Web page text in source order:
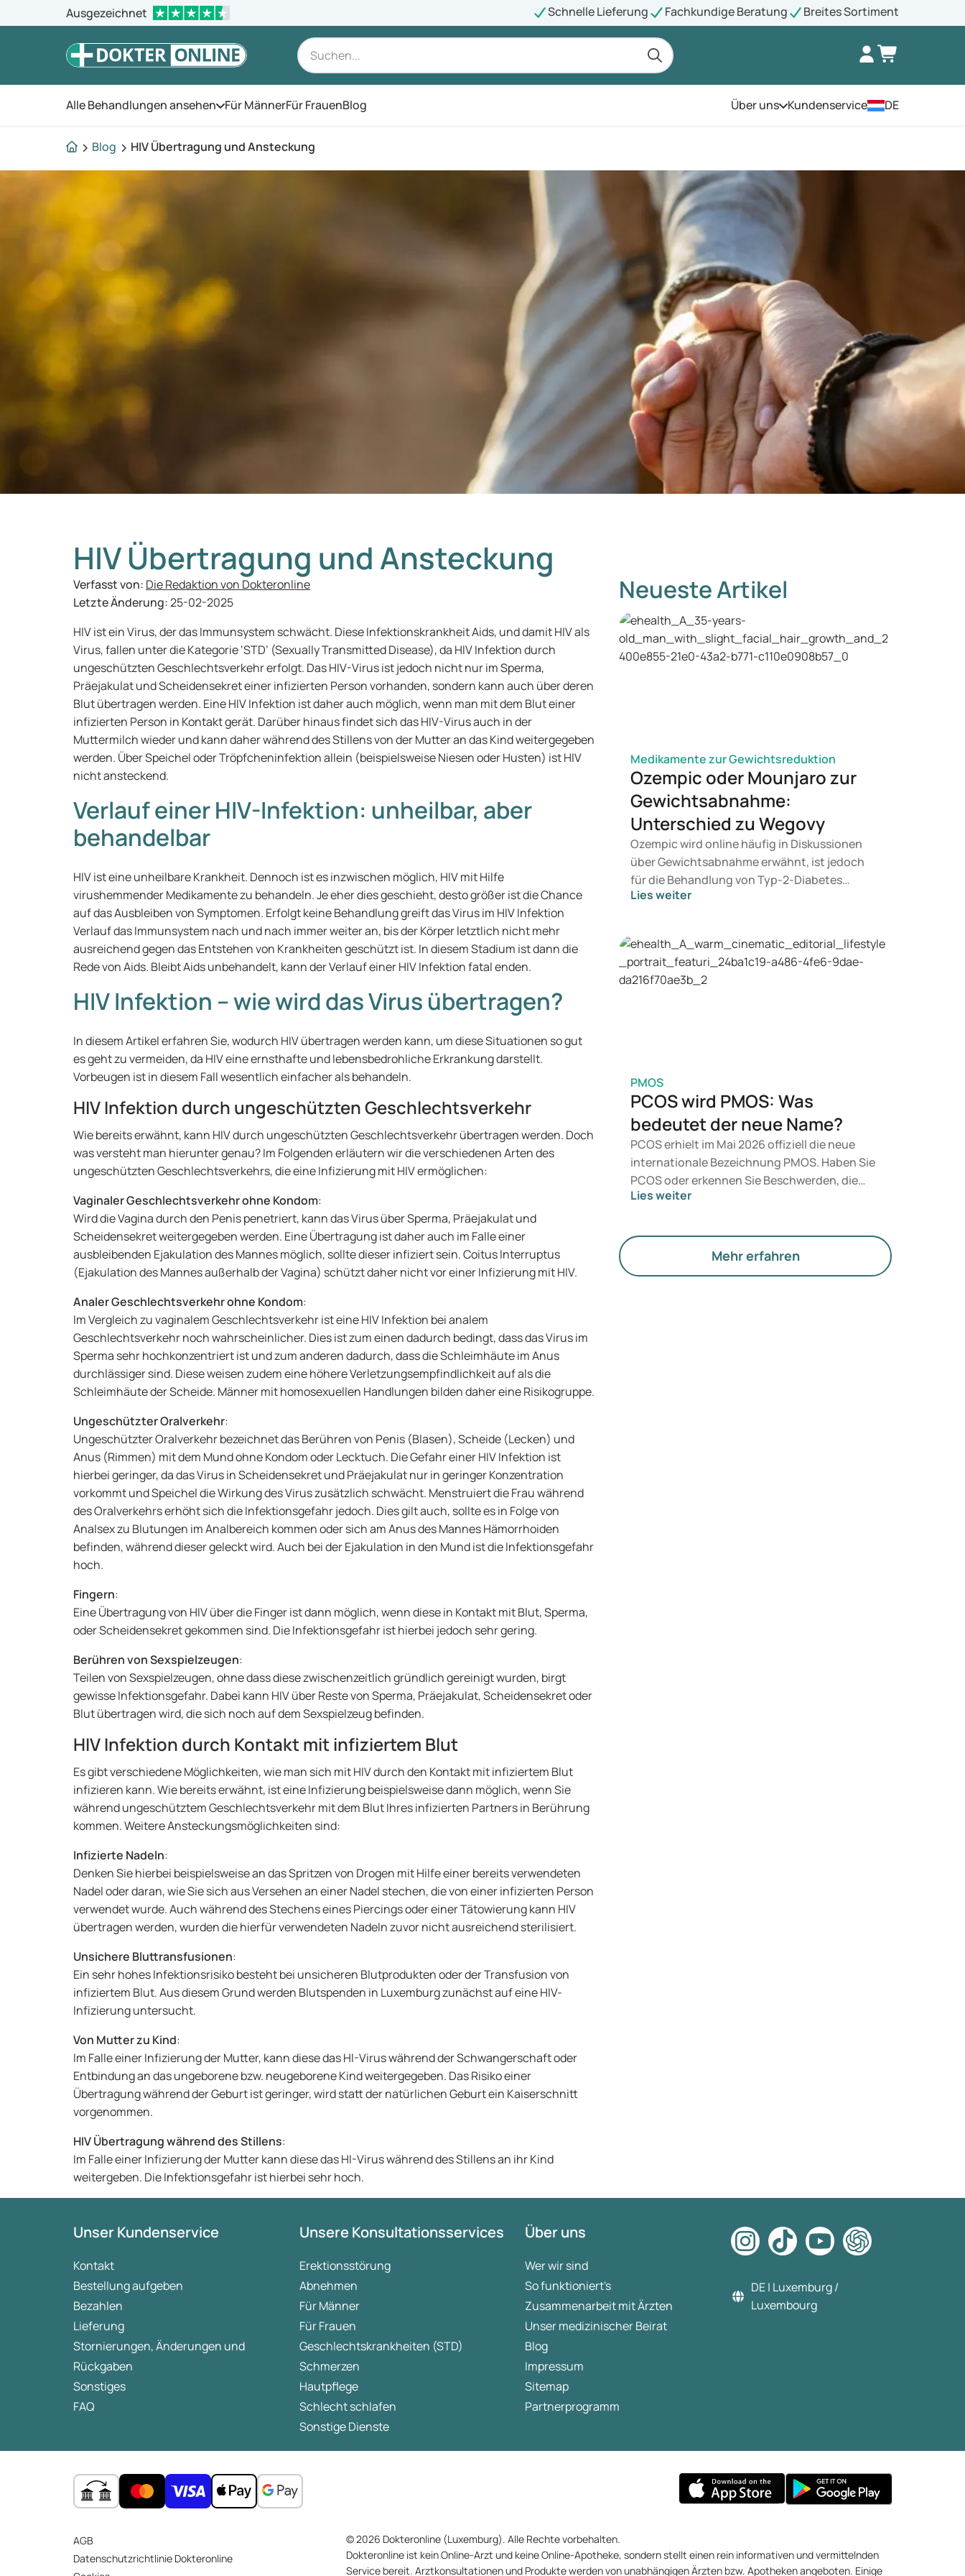
Ausgezeichnet Schnelle Lieferung Fachkundige Beratung Breites Sortiment
Alle Behandlungen ansehen Öffnen Sie das Menü
Für MännerFür FrauenBlog Über unsÖffnen Sie das Menü
Kundenservice DE
Blog HIV Übertragung und Ansteckung
HIV Übertragung und Ansteckung
Verfasst von: Die Redaktion von Dokteronline
Letzte Änderung:25-02-2025
HIV ist ein Virus, der das Immunsystem schwächt. Diese Infektionskrankheit Aids, und damit HIV als
Virus, fallen unter die Kategorie ‘STD’ (Sexually Transmitted Disease), da HIV Infektion durch
ungeschützten Geschlechtsverkehr erfolgt. Das HIV-Virus ist jedoch nicht nur im Sperma,
Präejakulat und Scheidensekret einer infizierten Person vorhanden, sondern kann auch über deren
Blut übertragen werden. Eine HIV Infektion ist daher auch möglich, wenn man mit dem Blut einer
infizierten Person in Kontakt gerät. Darüber hinaus findet sich das HIV-Virus auch in der
Muttermilch wieder und kann daher während des Stillens von der Mutter an das Kind weitergegeben
werden. Über Speichel oder Tröpfcheninfektion allein (beispielsweise Niesen oder Husten) ist HIV
nicht ansteckend.
Verlauf einer HIV-Infektion: unheilbar, aber
behandelbar
HIV ist eine unheilbare Krankheit. Dennoch ist es inzwischen möglich, HIV mit Hilfe
virushemmender Medikamente zu behandeln. Je eher dies geschieht, desto größer ist die Chance
auf das Ausbleiben von Symptomen. Erfolgt keine Behandlung greift das Virus im HIV Infektion
Verlauf das Immunsystem nach und nach immer weiter an, bis der Körper letztlich nicht mehr
ausreichend gegen das Entstehen von Krankheiten geschützt ist. In diesem Stadium ist dann die
Rede von Aids. Bleibt Aids unbehandelt, kann der Verlauf einer HIV Infektion fatal enden.
HIV Infektion – wie wird das Virus übertragen?
In diesem Artikel erfahren Sie, wodurch HIV übertragen werden kann, um diese Situationen so gut
es geht zu vermeiden, da HIV eine ernsthafte und lebensbedrohliche Erkrankung darstellt.
Vorbeugen ist in diesem Fall wesentlich einfacher als behandeln.
HIV Infektion durch ungeschützten Geschlechtsverkehr
Wie bereits erwähnt, kann HIV durch ungeschützten Geschlechtsverkehr übertragen werden. Doch
was versteht man hierunter genau? Im Folgenden erläutern wir die verschiedenen Arten des
ungeschützten Geschlechtsverkehrs, die eine Infizierung mit HIV ermöglichen:
Vaginaler Geschlechtsverkehr ohne Kondom:
Wird die Vagina durch den Penis penetriert, kann das Virus über Sperma, Präejakulat und
Scheidensekret weitergegeben werden. Eine Übertragung ist daher auch im Falle einer
ausbleibenden Ejakulation des Mannes möglich, sollte dieser infiziert sein. Coitus Interruptus
(Ejakulation des Mannes außerhalb der Vagina) schützt daher nicht vor einer Infizierung mit HIV.
Analer Geschlechtsverkehr ohne Kondom:
Im Vergleich zu vaginalem Geschlechtsverkehr ist eine HIV Infektion bei analem
Geschlechtsverkehr noch wahrscheinlicher. Dies ist zum einen dadurch bedingt, dass das Virus im
Sperma sehr hochkonzentriert ist und zum anderen dadurch, dass die Schleimhäute im Anus
durchlässiger sind. Diese weisen zudem eine höhere Verletzungsempfindlichkeit auf als die
Schleimhäute der Scheide. Männer mit homosexuellen Handlungen bilden daher eine Risikogruppe.
Ungeschützter Oralverkehr:
Ungeschützter Oralverkehr bezeichnet das Berühren von Penis (Blasen), Scheide (Lecken) und
Anus (Rimmen) mit dem Mund ohne Kondom oder Lecktuch. Die Gefahr einer HIV Infektion ist
hierbei geringer, da das Virus in Scheidensekret und Präejakulat nur in geringer Konzentration
vorkommt und Speichel die Wirkung des Virus zusätzlich schwächt. Menstruiert die Frau während
des Oralverkehrs erhöht sich die Infektionsgefahr jedoch. Dies gilt auch, sollte es in Folge von
Analsex zu Blutungen im Analbereich kommen oder sich am Anus des Mannes Hämorrhoiden
befinden, während dieser geleckt wird. Auch bei der Ejakulation in den Mund ist die Infektionsgefahr
hoch.
Fingern:
Eine Übertragung von HIV über die Finger ist dann möglich, wenn diese in Kontakt mit Blut, Sperma,
oder Scheidensekret gekommen sind. Die Infektionsgefahr ist hierbei jedoch sehr gering.
Berühren von Sexspielzeugen:
Teilen von Sexspielzeugen, ohne dass diese zwischenzeitlich gründlich gereinigt wurden, birgt
gewisse Infektionsgefahr. Dabei kann HIV über Reste von Sperma, Präejakulat, Scheidensekret oder
Blut übertragen wird, die sich noch auf dem Sexspielzeug befinden.
HIV Infektion durch Kontakt mit infiziertem Blut
Es gibt verschiedene Möglichkeiten, wie man sich mit HIV durch den Kontakt mit infiziertem Blut
infizieren kann. Wie bereits erwähnt, ist eine Infizierung beispielsweise dann möglich, wenn Sie
während ungeschütztem Geschlechtsverkehr mit dem Blut Ihres infizierten Partners in Berührung
kommen. Weitere Ansteckungsmöglichkeiten sind:
Infizierte Nadeln:
Denken Sie hierbei beispielsweise an das Spritzen von Drogen mit Hilfe einer bereits verwendeten
Nadel oder daran, wie Sie sich aus Versehen an einer Nadel stechen, die von einer infizierten Person
verwendet wurde. Auch während des Stechens eines Piercings oder einer Tätowierung kann HIV
übertragen werden, wurden die hierfür verwendeten Nadeln zuvor nicht ausreichend sterilisiert.
Unsichere Bluttransfusionen:
Ein sehr hohes Infektionsrisiko besteht bei unsicheren Blutprodukten oder der Transfusion von
infiziertem Blut. Aus diesem Grund werden Blutspenden in Luxemburg zunächst auf eine HIV-
Infizierung untersucht.
Von Mutter zu Kind:
Im Falle einer Infizierung der Mutter, kann diese das HI-Virus während der Schwangerschaft oder
Entbindung an das ungeborene bzw. neugeborene Kind weitergegeben. Das Risiko einer
Übertragung während der Geburt ist geringer, wird statt der natürlichen Geburt ein Kaiserschnitt
vorgenommen.
HIV Übertragung während des Stillens:
Im Falle einer Infizierung der Mutter kann diese das HI-Virus während des Stillens an ihr Kind
weitergeben. Die Infektionsgefahr ist hierbei sehr hoch.
Neueste Artikel
Medikamente zur Gewichtsreduktion
Ozempic oder Mounjaro zur
Gewichtsabnahme:
Unterschied zu Wegovy
Ozempic wird online häufig in Diskussionen
über Gewichtsabnahme erwähnt, ist jedoch
für die Behandlung von Typ-2-Diabetes
vorgesehen. Wenn Sie eine Therapie zur
Betracht. Welche Behandlung für Sie geeignet
ist, entscheidet ein Arzt auf Grundlage Ihrer
Gesundheit, Ihres BMI und Ihres
Lies weiter
PMOS
PCOS wird PMOS: Was
bedeutet der neue Name?
PCOS erhielt im Mai 2026 offiziell die neue
internationale Bezeichnung PMOS. Haben Sie
PCOS oder erkennen Sie Beschwerden, die
darauf hindeuten könnten? Medizinisch
legt jedoch mehr Gewicht auf Hormone, den
Stoffwechsel und die Funktion der Eierstöcke.
Lies weiter
Mehr erfahren
Unser Kundenservice
Kontakt
Bestellung aufgeben
Bezahlen
Lieferung
Stornierungen, Änderungen und
Rückgaben
Sonstiges
FAQ
Unsere Konsultationsservices
Erektionsstörung
Abnehmen
Für Männer
Für Frauen
Geschlechtskrankheiten (STD)
Schmerzen
Hautpflege
Schlecht schlafen
Sonstige Dienste
Über uns
Wer wir sind
So funktioniert's
Zusammenarbeit mit Ärzten
Unser medizinischer Beirat
Blog
Impressum
Sitemap
Partnerprogramm
DE | Luxemburg /
Luxembourg
AGB
Datenschutzrichtlinie Dokteronline
© 2026 Dokteronline (Luxemburg). Alle Rechte vorbehalten.
Dokteronline ist kein Online-Arzt und keine Online-Apotheke, sondern stellt einen rein informativen und vermittelnden
Service bereit. Arztkonsultationen und Produkte werden von unabhängigen Ärzten bzw. Apotheken angeboten. Einige